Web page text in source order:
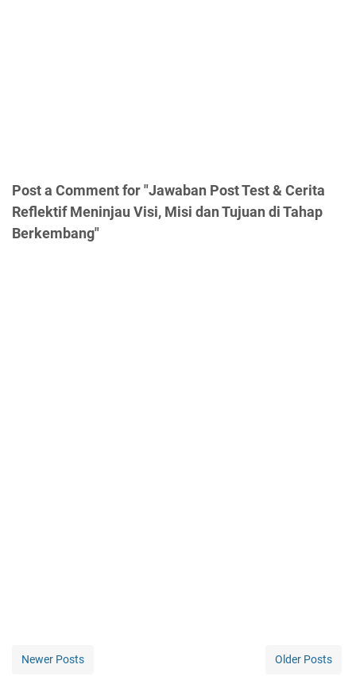
Post a Comment for "Jawaban Post Test & Cerita
Reflektif Meninjau Visi, Misi dan Tujuan di Tahap
Berkembang"
Newer Posts Older Posts